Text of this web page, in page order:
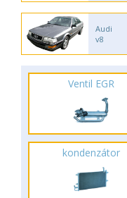
Audi
v8
Ventil EGR
kondenzátor